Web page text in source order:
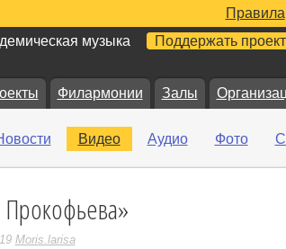
Правила
музыка Поддержать проект
Филармонии Залы
Видео Аудио Фото
Moris.larisa